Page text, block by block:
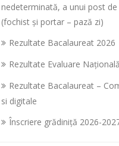
nedeterminată, a unui post de
(fochist și portar – pază zi)
Rezultate Bacalaureat 2026
Rezultate Evaluare
Rezultate Bacalaureat –
si digitale
Înscriere grădiniţă 2026-